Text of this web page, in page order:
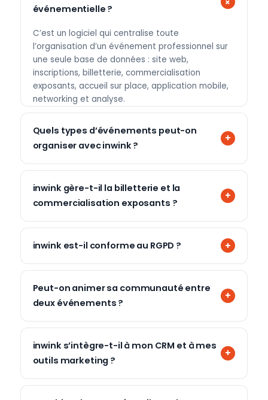
événementielle ?
C’est un logiciel qui centralise toute
l’organisation d’un événement professionnel sur
une seule base de données : site web,
inscriptions, billetterie, commercialisation
exposants, accueil sur place, application mobile,
networking et analyse.
Quels types d’événements peut-on
organiser avec inwink ?
inwink gère-t-il la billetterie et la
commercialisation exposants ?
inwink est-il conforme au RGPD ?
Peut-on animer sa communauté entre
deux événements ?
inwink s’intègre-t-il à mon CRM et à mes
outils marketing ?